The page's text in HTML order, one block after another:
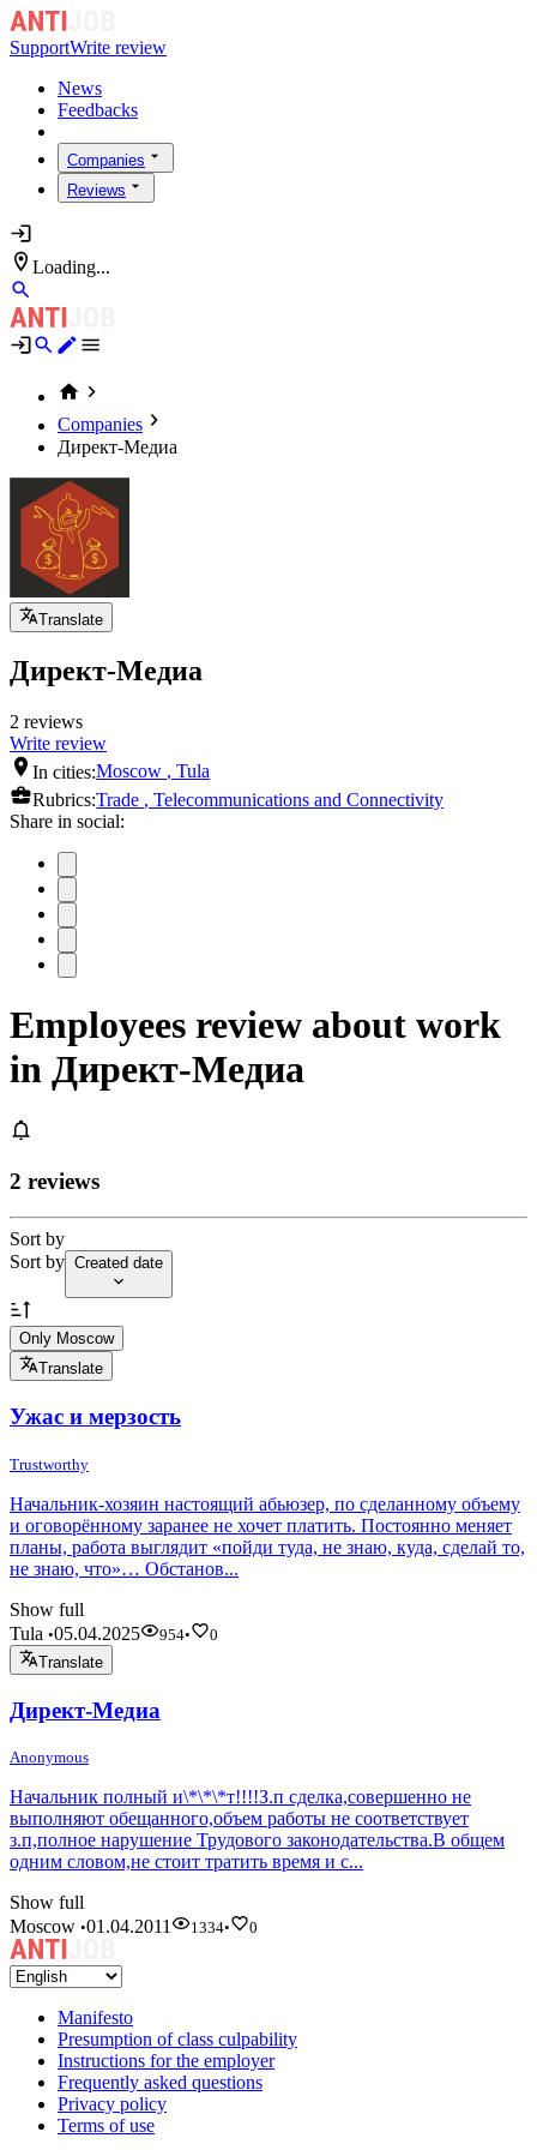
SupportWrite review
News
Feedbacks
Companies
Reviews
Loading...
Companies
Директ-Медиа
Translate
Директ-Медиа
2 reviews
Write review
In cities:Moscow ,Tula
Rubrics:Trade ,Telecommunications and Connectivity
Share in social:
Employees review about work
in Директ-Медиа
2 reviews
Sort by
Sort by Created date
Only Moscow
Translate
Ужас и мерзость
Trustworthy
Начальник-хозяин настоящий абьюзер, по сделанному объему
и оговорённому заранее не хочет платить. Постоянно меняет
планы, работа выглядит «пойди туда, не знаю, куда, сделай то,
не знаю, что»… Обстанов...
Show full
Tula •05.04.2025 954•
0
Translate
Директ-Медиа
Anonymous
Начальник полный и\*\*\*т!!!!З.п сделка,совершенно не
выполняют обещанного,объем работы не соответствует
з.п,полное нарушение Трудового законодательства.В общем
одним словом,не стоит тратить время и с...
Show full
Moscow •01.04.2011 1334• 0
Manifesto
Presumption of class culpability
Instructions for the employer
Frequently asked questions
Privacy policy
Terms of use